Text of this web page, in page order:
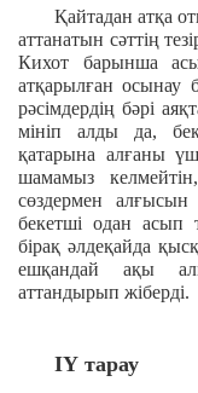
Қайтадан атқа
аттанатын сәттің
Кихот барынша
атқарылған
рәсімдердің бәрі
мініп алды да,
қатарына алғаны
шамамыз
сөздермен
бекетші одан асып
бірақ әлдеқайда
ешқандай ақы
аттандырып жіберді.
ІҮ тарау